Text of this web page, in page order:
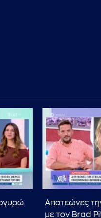
Απατεώνες
με τον Brad